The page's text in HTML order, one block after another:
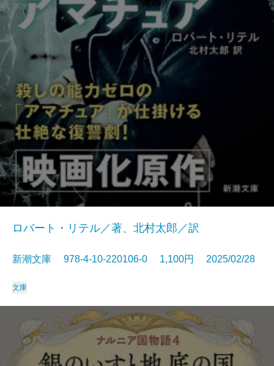
ロバート・リテル／著、北村太郎／訳
新潮文庫 978-4-10-220106-0 1,100円 2025/02/28
文庫